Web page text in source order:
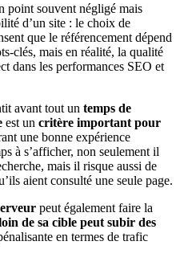
point souvent négligé mais
d’un site : le choix de
que le référencement dépend
clés, mais en réalité, la qualité
dans les performances SEO et
avant tout un temps de
est un critère important pour
une bonne expérience
à s’afficher, non seulement il
mais il risque aussi de
aient consulté une seule page.
peut également faire la
de sa cible peut subir des
en termes de trafic